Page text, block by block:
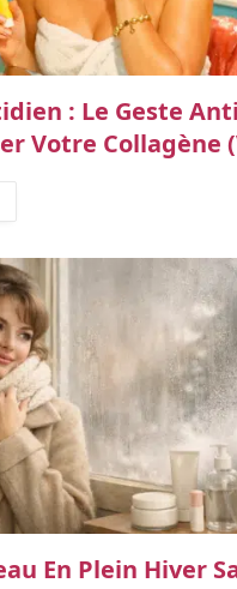
: Le Geste
Votre Collagène
En Plein Hiver